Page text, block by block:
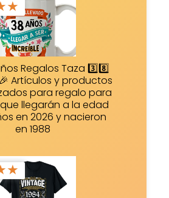
★
Regalos Taza 3️⃣8️⃣
Artículos y productos
para regalo para
llegarán a la edad
en 2026 y nacieron
en 1988
★